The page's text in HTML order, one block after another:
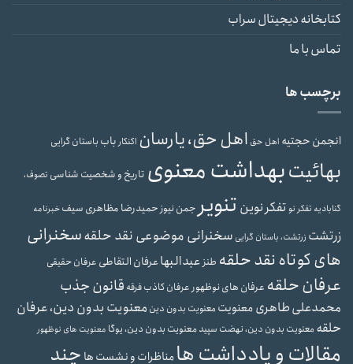
کتابخانه دیجیتال سراب
تماس با ما
برچسب ها
انجمن حجتیه اهل حق اهل حق، یارسان اکنکار باب باستان گرایی
بهائیتبهداشت معنوی تاریخ و شخصیت شناسی تصوف،
گنابادیه تفکر نوتفکر نوین تنویر جمن نیوز حمیدرضا مظاهری سیفخبرنامه
زرتشت زرتشت، باستان گرایی سخنرانی موضوعی نقد حلقهسخنرانی
های کوتاه نقد حلقه طنز عبدالبهاعرفان التقاطی عرفان حقیقی
عرفان حلقه عرفان های نوظهور عرفان کاذبفرقه قانون جذب
محمدعلی طاهریمعنویت معنویت بدون دین معنویت بدون دین، عرفان
حلقه معنویت بدون دین، نهضت سپیدمعنویت بدون دین، یوگا معنویت های نوظهور
مقالات و یادداشت هامناظرات و نشست ها چند